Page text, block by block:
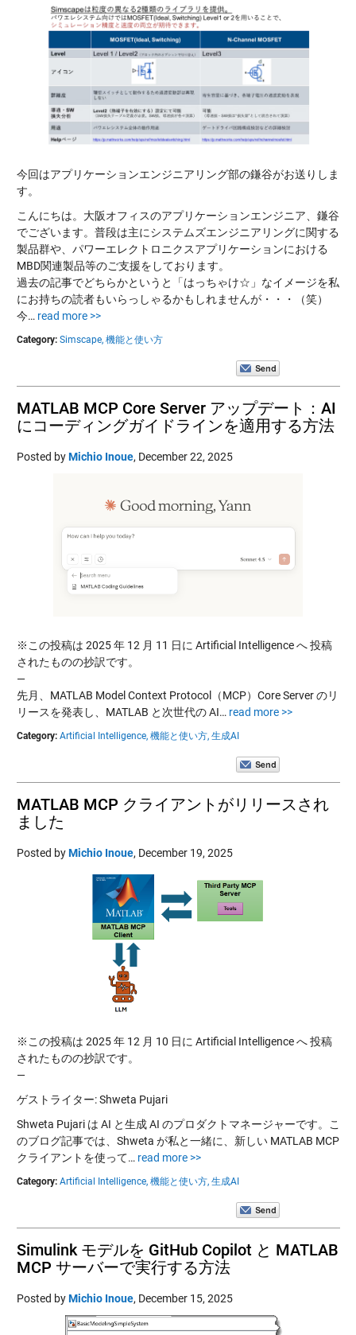
今回はアプリケーションエンジニアリング部の鎌谷がお送りしま
す。
こんにちは。大阪オフィスのアプリケーションエンジニア、鎌谷
でございます。普段は主にシステムズエンジニアリングに関する
製品群や、パワーエレクトロニクスアプリケーションにおける
MBD関連製品等のご支援をしております。
過去の記事でどちらかというと「はっちゃけ☆」なイメージを私
にお持ちの読者もいらっしゃるかもしれませんが・・・（笑）
今… read more >>
Category: Simscape, 機能と使い方
MATLAB MCP Core Server アップデート：AI
にコーディングガイドラインを適用する方法
Posted byMichio Inoue, December 22, 2025
※この投稿は 2025 年 12 月 11 日に Artificial Intelligence へ 投稿
されたものの抄訳です。
—
先月、MATLAB Model Context Protocol（MCP）Core Server のリ
リースを発表し、MATLAB と次世代の AI… read more >>
Category: Artificial Intelligence, 機能と使い方, 生成AI
MATLAB MCP クライアントがリリースされ
ました
Posted byMichio Inoue, December 19, 2025
※この投稿は 2025 年 12 月 10 日に Artificial Intelligence へ 投稿
されたものの抄訳です。
—
ゲストライター: Shweta Pujari
Shweta Pujari は AI と生成 AI のプロダクトマネージャーです。こ
のブログ記事では、Shweta が私と一緒に、新しい MATLAB MCP
クライアントを使って… read more >>
Category: Artificial Intelligence, 機能と使い方, 生成AI
Simulink モデルを GitHub Copilot と MATLAB
MCP サーバーで実行する方法
Posted byMichio Inoue, December 15, 2025